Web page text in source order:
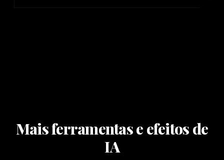
Mais ferramentas e efeitos de
IA